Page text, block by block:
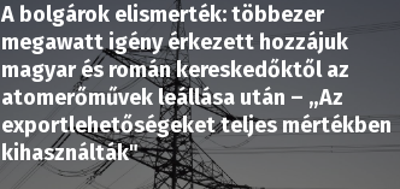
A bolgárok elismerték: többezer
megawatt igény érkezett hozzájuk
magyar és román kereskedőktől az
atomerőművek leállása után – „Az
exportlehetőségeket teljes mértékben
kihasználták"